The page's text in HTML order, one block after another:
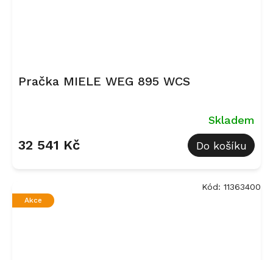
Pračka MIELE WEG 895 WCS
Skladem
32 541 Kč Do košíku
Akce
Kód: 11363400